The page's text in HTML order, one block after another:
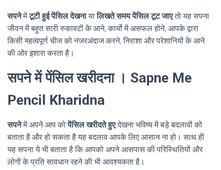
सपनेमेंटूटी हुई पेंसिल देखनायालिखते समय पेंसिल टूट जाएतो यह सपना
जीवन में बहुत सारी रुकावटों के आने, कार्यो में असफल होने, आपके द्वारा
किसी महत्वपूर्ण चीज को नजरअंदाज करने, निराशा और परेशानियों के आने
की ओर इशारा करता है।
सपने में पेंसिल खरीदना । Sapne Me
Pencil Kharidna
सपनेमें अपने आप कोपेंसिल खरीदते हुएदेखना भविष्य में बड़े बदलावों को
बताता है और हो सकता है यह बदलाव आपके लिए आसान ना हो। साथ ही
यह सपना ये भी बताता है कि आपको अपने आसपास की परिस्थितियों और
लोगों के प्रति सावधान रहने की भी आवश्यकता है।